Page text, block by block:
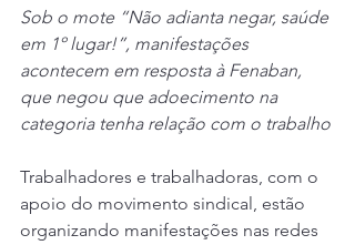
Sob o mote “Não adianta negar, saúde
em 1º lugar!”, manifestações
acontecem em resposta à Fenaban,
que negou que adoecimento na
categoria tenha relação com o trabalho
Trabalhadores e trabalhadoras, com o
apoio do movimento sindical, estão
organizando manifestações nas redes